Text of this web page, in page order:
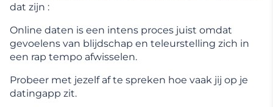
dat zijn :
Online daten is een intens proces juist omdat
gevoelens van blijdschap en teleurstelling zich in
een rap tempo afwisselen.
Probeer met jezelf af te spreken hoe vaak jij op je
datingapp zit.